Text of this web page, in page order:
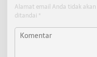
Alamat email Anda tidak
ditandai *